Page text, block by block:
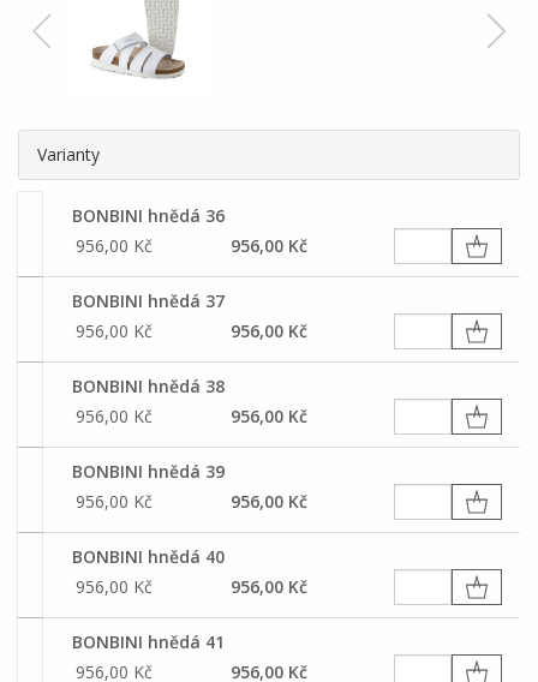
Varianty
BONBINI hnědá 36
956,00 Kč
956,00 Kč
BONBINI hnědá 37
956,00 Kč
956,00 Kč
BONBINI hnědá 38
956,00 Kč
956,00 Kč
BONBINI hnědá 39
956,00 Kč
956,00 Kč
BONBINI hnědá 40
956,00 Kč
956,00 Kč
BONBINI hnědá 41
956,00 Kč
956,00 Kč